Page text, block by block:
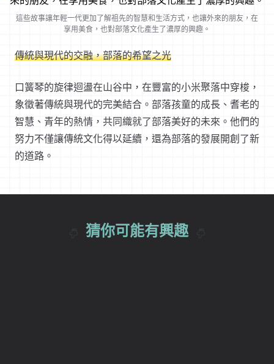
這些故事讓年輕一代更加了解祖先的智慧和生活方式，也讓外來的朋友，在
享用美食，也對部落文化產生了濃厚的興趣。
傳統與現代的交融，部落的希望之光
口簧琴的旋律迴盪在山谷中，在豐富的小米聚落中穿梭，
象徵著傳統與現代的完美結合。部落孩童的成長、耆老的
智慧、青年的熱情，共同織就了部落美好的未來。他們的
努力不僅讓傳統文化得以延續，還為部落的發展開創了新
的道路。
猜你可能有興趣